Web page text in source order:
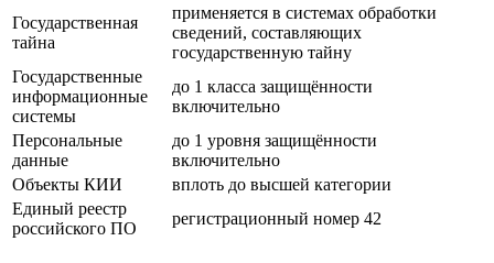
Государственная
тайна
применяется в системах обработки
сведений, составляющих
государственную тайну
Государственные
информационные
системы
до 1 класса защищённости
включительно
Персональные
данные
до 1 уровня защищённости
включительно
Объекты КИИ
вплоть до высшей категории
Единый реестр
российского ПО
регистрационный номер 42